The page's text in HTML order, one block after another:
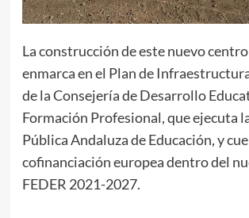
La construcción de este nuevo
enmarca en el Plan de
de la Consejería de Desarrollo
Formación Profesional, que ejecuta
Pública Andaluza de Educación, y
cofinanciación europea dentro del
FEDER 2021-2027.